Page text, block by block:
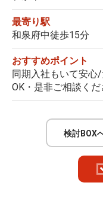
最寄り駅
和泉府中徒歩15分
おすすめポイント
同期入社もいて安心
OK・是非ご相談くだ
検討BOX